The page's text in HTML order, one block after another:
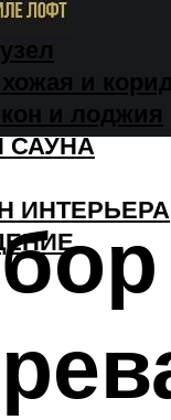
и
и лоджия
САУНА
ИНТЕРЬЕРА